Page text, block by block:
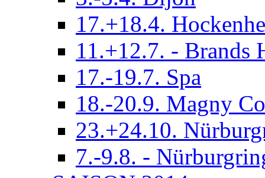
17.+18.4.
11.+12.7. - Brands
17.-19.7. Spa
18.-20.9. Magny
23.+24.10.
7.-9.8. -